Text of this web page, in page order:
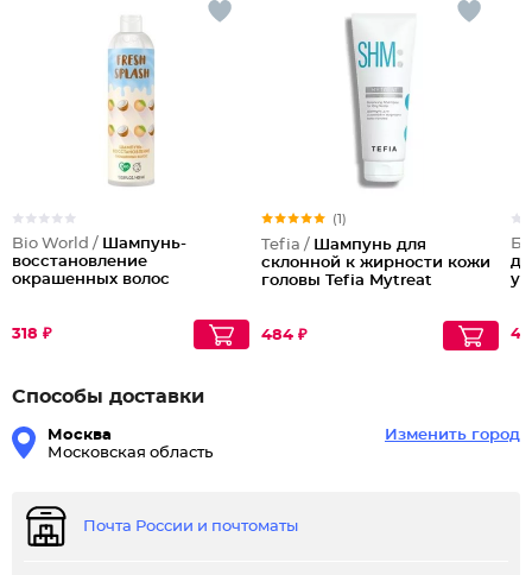
Bio World / Шампунь-
восстановление
окрашенных волос
318 ₽
(1)
Tefia / Шампунь для
склонной к жирности кожи
головы Tefia Mytreat
484 ₽
Способы доставки
Москва
Московская область
Изменить город
Почта России и почтоматы